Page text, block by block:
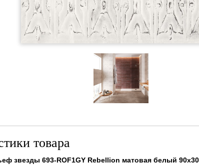
товара
звезды 693-ROF1GY Rebellion матовая белый 90x30